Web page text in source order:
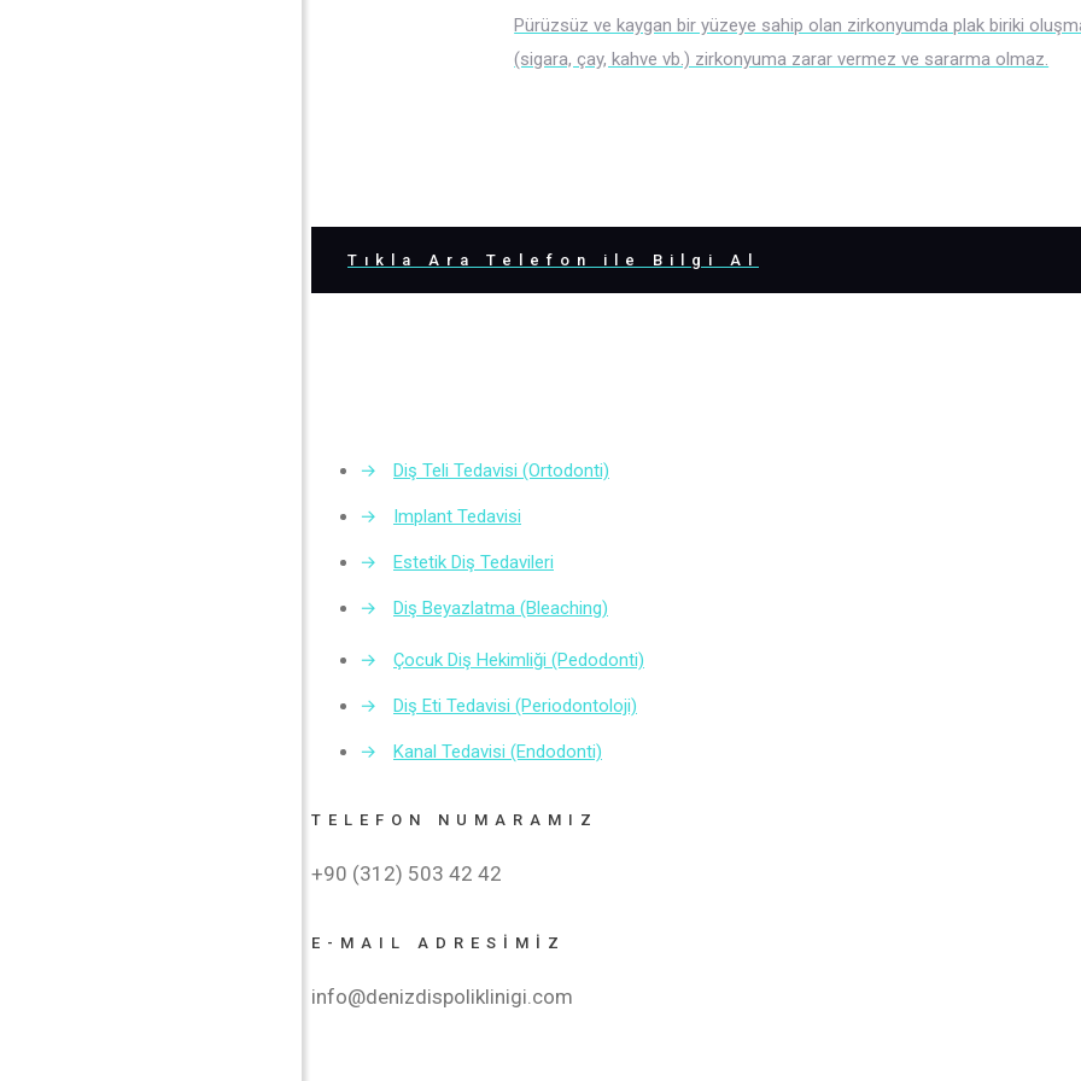
Pürüzsüz ve kaygan bir yüzeye sahip olan zirkonyumda plak biriki
(sigara, çay, kahve vb.) zirkonyuma zarar vermez ve sararma olmaz.
Tıkla Ara Telefon ile Bilgi Al
→ Diş Teli Tedavisi (Ortodonti)
→ Implant Tedavisi
→ Estetik Diş Tedavileri
→ Diş Beyazlatma (Bleaching)
→ Çocuk Diş Hekimliği (Pedodonti)
→ Diş Eti Tedavisi (Periodontoloji)
→ Kanal Tedavisi (Endodonti)
TELEFON NUMARAMIZ
+90 (312) 503 42 42
E-MAIL ADRESİMİZ
info@denizdispoliklinigi.com